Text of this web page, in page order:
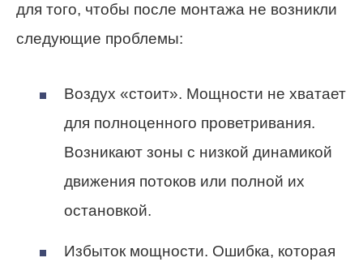
для того, чтобы после монтажа не возникли
следующие проблемы:
Воздух «стоит». Мощности не хватает
для полноценного проветривания.
Возникают зоны с низкой динамикой
движения потоков или полной их
остановкой.
Избыток мощности. Ошибка, которая